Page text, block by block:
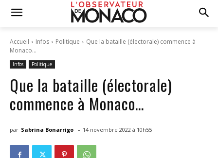
Accueil Infos Politique
Que la bataille (électorale) commence à
Monaco…
Infos Politique
Que la bataille (électorale)
commence à Monaco…
par Sabrina Bonarrigo - 14 novembre 2022 à 10h55